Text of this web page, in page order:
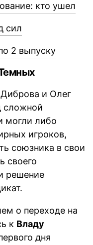
кто ушел
сил
2 выпуску
и Олег
сложной
могли либо
игроков,
союзника в свои
своего
решение
о переходе на
к Владу
дня